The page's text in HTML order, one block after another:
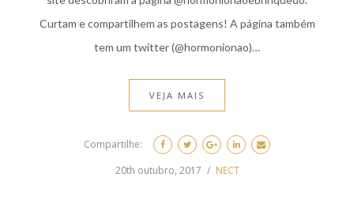
Curtam e compartilhem as postagens! A página também
tem um twitter (@hormonionao)…
VEJA MAIS
Compartilhe:
20th outubro, 2017
NECT